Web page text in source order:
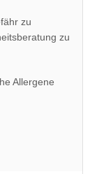
zu
zu
Allergene